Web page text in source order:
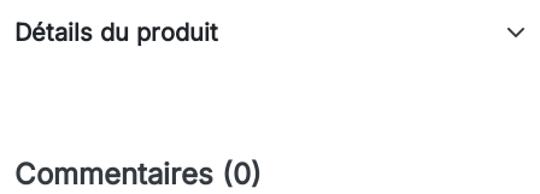
Détails du produit
Commentaires (0)